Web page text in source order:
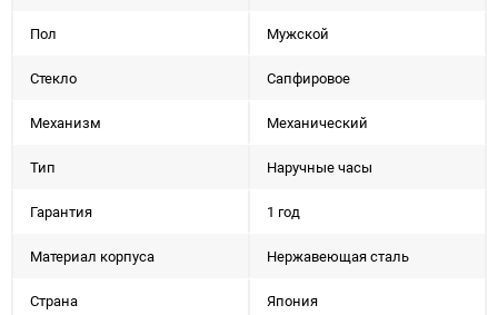
Пол Мужской
Стекло Сапфировое
Механизм Механический
Тип Наручные часы
Гарантия 1 год
Материал корпуса Нержавеющая сталь
Страна Япония